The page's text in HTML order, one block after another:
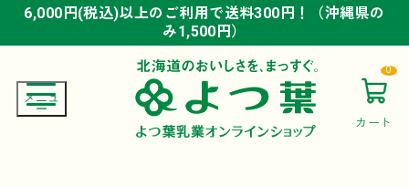
6,000円(税込)以上のご利用で送料300円！（沖縄県の
み1,500円）
6,000円(税込)以上のご利用で送料300円！（沖縄県の
み1,500円）
6,000円(税込)以上のご利用で送料300円！（沖縄県の
み1,500円）
カート
0